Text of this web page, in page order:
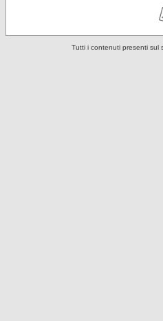
Tutti i contenuti presenti sul